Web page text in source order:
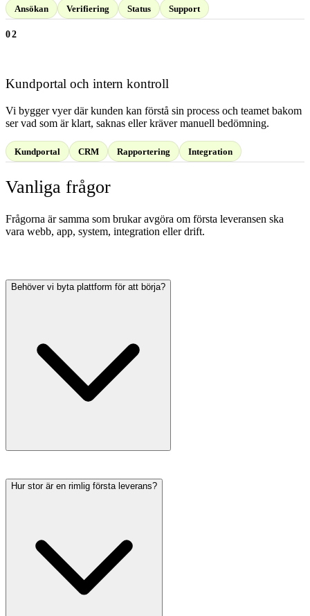
Ansökan Verifiering Status Support
02
Kundportal och intern kontroll
Vi bygger vyer där kunden kan förstå sin process och teamet bakom
ser vad som är klart, saknas eller kräver manuell bedömning.
Kundportal CRM Rapportering Integration
Vanliga frågor
Frågorna är samma som brukar avgöra om första leveransen ska
vara webb, app, system, integration eller drift.
Behöver vi byta plattform för att börja?
Hur stor är en rimlig första leverans?